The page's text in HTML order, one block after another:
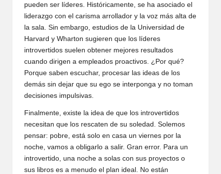
pueden ser líderes. Históricamente, se ha asociado el
liderazgo con el carisma arrollador y la voz más alta de
la sala. Sin embargo, estudios de la Universidad de
Harvard y Wharton sugieren que los líderes
introvertidos suelen obtener mejores resultados
cuando dirigen a empleados proactivos. ¿Por qué?
Porque saben escuchar, procesar las ideas de los
demás sin dejar que su ego se interponga y no toman
decisiones impulsivas.
Finalmente, existe la idea de que los introvertidos
necesitan que los rescaten de su soledad. Solemos
pensar: pobre, está solo en casa un viernes por la
noche, vamos a obligarlo a salir. Gran error. Para un
introvertido, una noche a solas con sus proyectos o
sus libros es a menudo el plan ideal. No están